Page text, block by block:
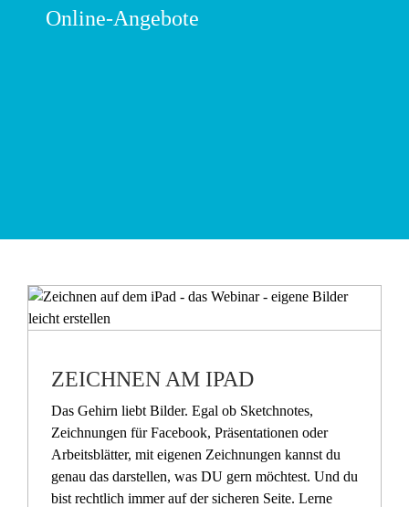
Online-Angebote
ZEICHNEN AM IPAD
Das Gehirn liebt Bilder. Egal ob Sketchnotes,
Zeichnungen für Facebook, Präsentationen oder
Arbeitsblätter, mit eigenen Zeichnungen kannst du
genau das darstellen, was DU gern möchtest. Und du
bist rechtlich immer auf der sicheren Seite. Lerne